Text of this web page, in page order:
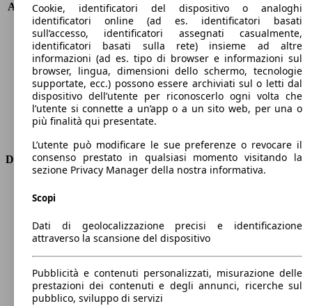
Accelerazione (0-100 km/h)
5.4s
Velocità massima (km/h)
180 km/h
Numero di marce
1
Coppia
-
Cilindrata
-
Carburante
Elettrica
Cilindri
Trasmissione
Automatico
Tipo di trazione
Dimensioni
Larghezza
1850 mm
Passo
2770 mm
Porte
5
Sedili
5
Cookie, identificatori del dispositivo o analoghi
identificatori online (ad es. identificatori basati
sull’accesso, identificatori assegnati casualmente,
identificatori basati sulla rete) insieme ad altre
informazioni (ad es. tipo di browser e informazioni sul
browser, lingua, dimensioni dello schermo, tecnologie
supportate, ecc.) possono essere archiviati sul o letti dal
dispositivo dell’utente per riconoscerlo ogni volta che
l’utente si connette a un’app o a un sito web, per una o
più finalità qui presentate.
L’utente può modificare le sue preferenze o revocare il
consenso prestato in qualsiasi momento visitando la
sezione Privacy Manager della nostra informativa.
Scopi
Dati di geolocalizzazione precisi e identificazione
attraverso la scansione del dispositivo
Pubblicità e contenuti personalizzati, misurazione delle
prestazioni dei contenuti e degli annunci, ricerche sul
pubblico, sviluppo di servizi